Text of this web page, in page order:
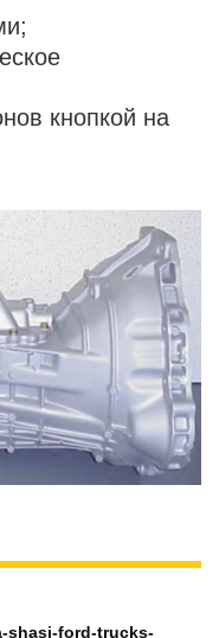
кнопкой на
shasi-ford-trucks-